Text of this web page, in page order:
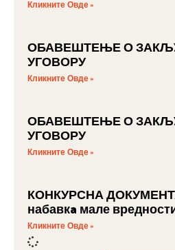
Кликните Овде »
ОБАВЕШТЕЊЕ О
УГОВОРУ
Кликните Овде »
ОБАВЕШТЕЊЕ О
УГОВОРУ
Кликните Овде »
КОНКУРСНА
набавкa мале
Кликните Овде »